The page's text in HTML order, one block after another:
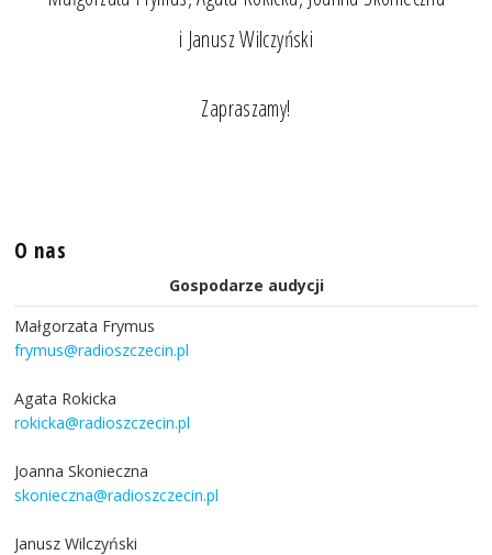
i Janusz Wilczyński
Zapraszamy!
O nas
Gospodarze audycji
Małgorzata Frymus
frymus@radioszczecin.pl
Agata Rokicka
rokicka@radioszczecin.pl
Joanna Skonieczna
skonieczna@radioszczecin.pl
Janusz Wilczyński